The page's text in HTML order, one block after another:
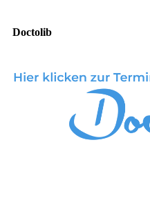
Doctolib